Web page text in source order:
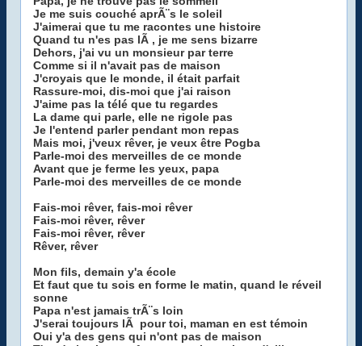
Je me suis couché aprÃ¨s le soleil
J'aimerai que tu me racontes une histoire
Quand tu n'es pas lÃ , je me sens bizarre
Dehors, j'ai vu un monsieur par terre
Comme si il n'avait pas de maison
J'croyais que le monde, il était parfait
Rassure-moi, dis-moi que j'ai raison
J'aime pas la télé que tu regardes
La dame qui parle, elle ne rigole pas
Je l'entend parler pendant mon repas
Mais moi, j'veux rêver, je veux être Pogba
Parle-moi des merveilles de ce monde
Avant que je ferme les yeux, papa
Parle-moi des merveilles de ce monde
Fais-moi rêver, fais-moi rêver
Fais-moi rêver, rêver
Fais-moi rêver, rêver
Rêver, rêver
Mon fils, demain y'a école
Et faut que tu sois en forme le matin, quand le réveil
sonne
Papa n'est jamais trÃ¨s loin
J'serai toujours lÃ pour toi, maman en est témoin
Oui y'a des gens qui n'ont pas de maison